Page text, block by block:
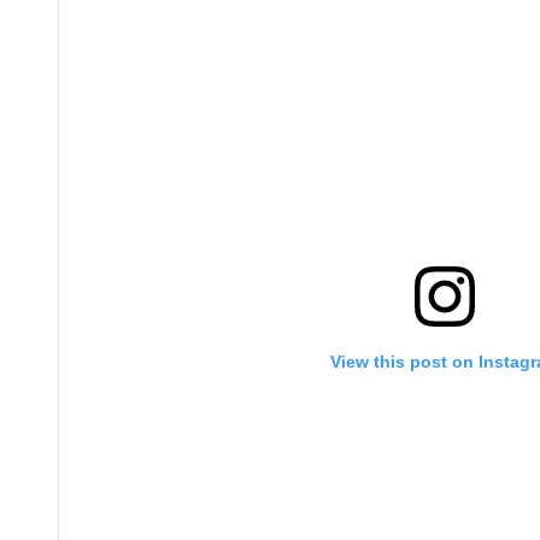
View this post on